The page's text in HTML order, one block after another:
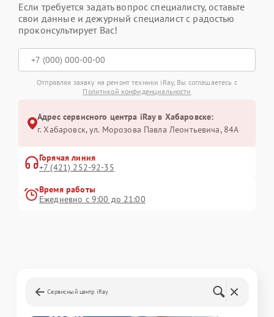
Если требуется задать вопрос специалисту, оставьте
свои данные и дежурный специалист с радостью
проконсультирует Вас!
Отправляя заявку на ремонт техники iRay, Вы соглашаетесь с
Политикой конфиденциальности
Адрес сервисного центра iRay в Хабаровске:
г. Хабаровск, ул. Морозова Павла Леонтьевича, 84А
Горячая линия
+7 (421) 252-92-35
Время работы
Ежедневно с 9:00 до 21:00
Сервисный центр iRay